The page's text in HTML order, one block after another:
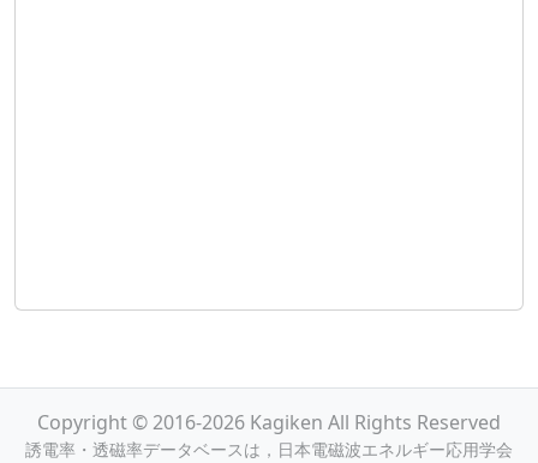
Copyright © 2016-2026 Kagiken All Rights Reserved
誘電率・透磁率データベースは，日本電磁波エネルギー応用学会